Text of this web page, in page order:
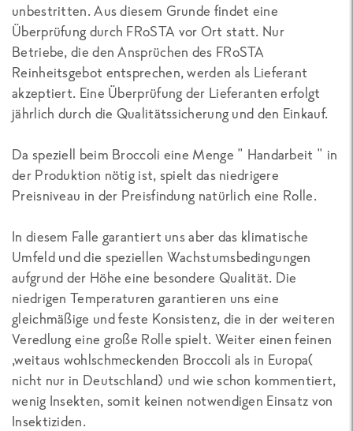
unbestritten. Aus diesem Grunde findet eine
Überprüfung durch FRoSTA vor Ort statt. Nur
Betriebe, die den Ansprüchen des FRoSTA
Reinheitsgebot entsprechen, werden als Lieferant
akzeptiert. Eine Überprüfung der Lieferanten erfolgt
jährlich durch die Qualitätssicherung und den Einkauf.
Da speziell beim Broccoli eine Menge " Handarbeit " in
der Produktion nötig ist, spielt das niedrigere
Preisniveau in der Preisfindung natürlich eine Rolle.
In diesem Falle garantiert uns aber das klimatische
Umfeld und die speziellen Wachstumsbedingungen
aufgrund der Höhe eine besondere Qualität. Die
niedrigen Temperaturen garantieren uns eine
gleichmäßige und feste Konsistenz, die in der weiteren
Veredlung eine große Rolle spielt. Weiter einen feinen
,weitaus wohlschmeckenden Broccoli als in Europa(
nicht nur in Deutschland) und wie schon kommentiert,
wenig Insekten, somit keinen notwendigen Einsatz von
Insektiziden.